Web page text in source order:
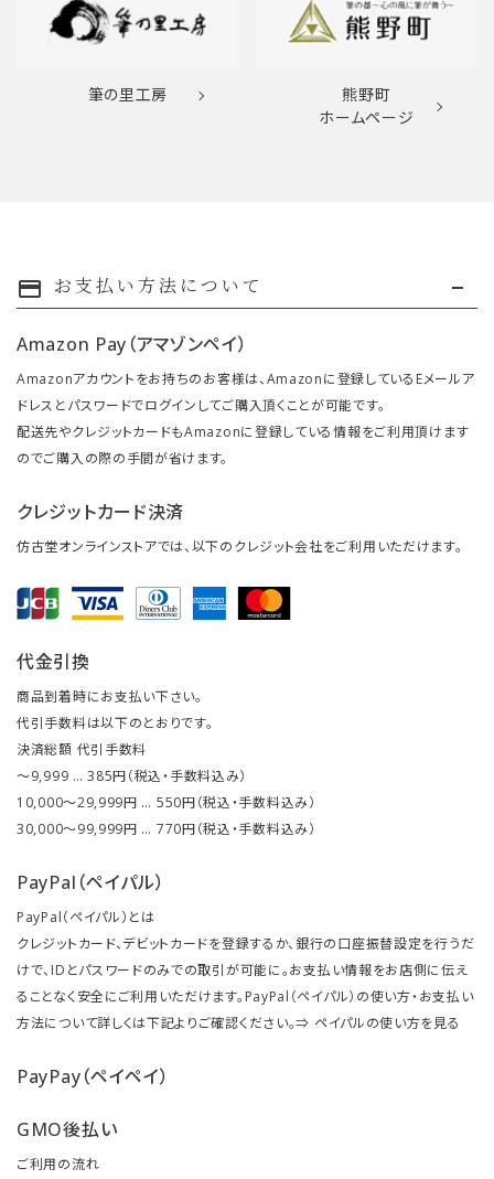
筆の里工房
熊野町
ホームページ
payment お支払い方法について
Amazon Pay（アマゾンペイ）
Amazonアカウントをお持ちのお客様は、Amazonに登録しているEメールア
ドレスとパスワードでログインしてご購入頂くことが可能です。
配送先やクレジットカードもAmazonに登録している情報をご利用頂けます
のでご購入の際の手間が省けます。
クレジットカード決済
仿古堂オンラインストアでは、以下のクレジット会社をご利用いただけます。
代金引換
商品到着時にお支払い下さい。
代引手数料は以下のとおりです。
決済総額 代引手数料
～9,999 … 385円（税込・手数料込み）
10,000～29,999円 … 550円（税込・手数料込み）
30,000～99,999円 … 770円（税込・手数料込み）
PayPal（ペイパル）
PayPal（ペイパル）とは
クレジットカード、デビットカードを登録するか、銀行の口座振替設定を行うだ
けで、IDとパスワードのみでの取引が可能に。お支払い情報をお店側に伝え
ることなく安全にご利用いただけます。PayPal（ペイパル）の使い方・お支払い
方法について詳しくは下記よりご確認ください。⇒ ペイパルの使い方を見る
PayPay（ペイペイ）
GMO後払い
ご利用の流れ